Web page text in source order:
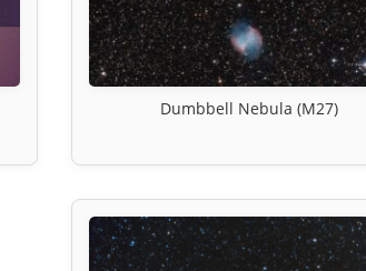
Dumbbell Nebula (M27)